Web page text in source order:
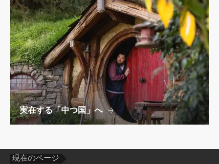
実在する「中つ国」へ
現在のページ